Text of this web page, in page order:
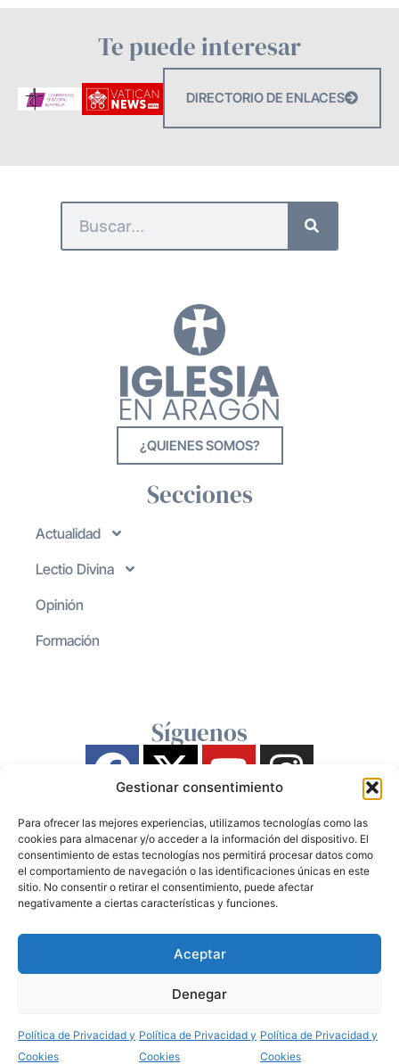
Gestionar consentimiento
Para ofrecer las mejores experiencias, utilizamos tecnologías como las
cookies para almacenar y/o acceder a la información del dispositivo. El
consentimiento de estas tecnologías nos permitirá procesar datos como
el comportamiento de navegación o las identificaciones únicas en este
sitio. No consentir o retirar el consentimiento, puede afectar
negativamente a ciertas características y funciones.
Aceptar
Denegar
Política de Privacidad y
Cookies
Política de Privacidad y
Cookies
Política de Privacidad y
Cookies
Te puede interesar
DIRECTORIO DE ENLACES
¿QUIENES SOMOS?
Secciones
Actualidad
Lectio Divina
Opinión
Formación
Síguenos